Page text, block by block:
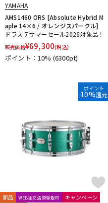
YAMAHA
AMS1460 ORS [Absolute Hybrid M
aple 14×6 / オレンジスパークル]
ドラステサマーセール2026対象品！
販売価格¥69,300(税込)
ポイント：10% (6300pt)
ポイント
10%還元
新品 WEB注文店頭受取可
キャンペーン